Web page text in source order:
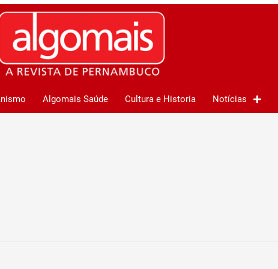
Algomais Saúde Cultura e Historia Notícias